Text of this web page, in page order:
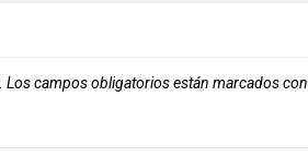
Los campos obligatorios están marcados con